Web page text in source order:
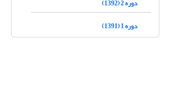
دوره 2 (1392)
دوره 1 (1391)